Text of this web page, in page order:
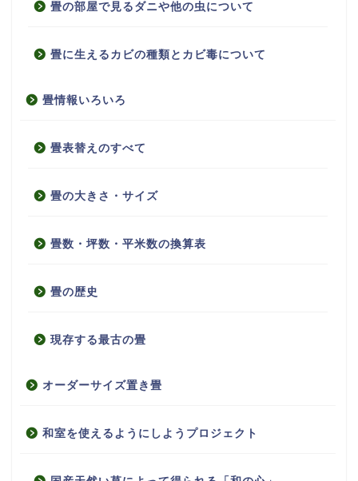
畳の部屋で見るダニや他の虫について
畳に生えるカビの種類とカビ毒について
畳情報いろいろ
畳表替えのすべて
畳の大きさ・サイズ
畳数・坪数・平米数の換算表
畳の歴史
現存する最古の畳
オーダーサイズ置き畳
和室を使えるようにしようプロジェクト